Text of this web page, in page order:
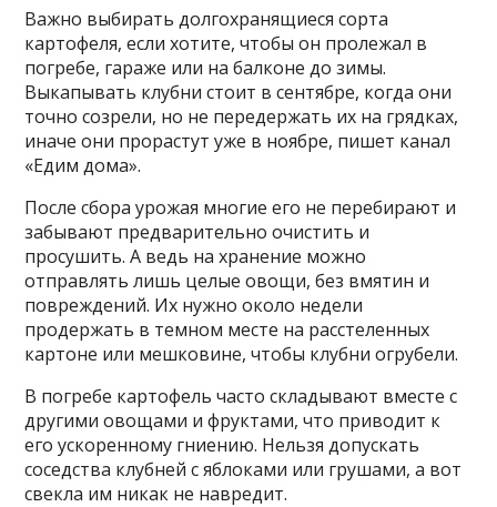
Важно выбирать долгохранящиеся сорта
картофеля, если хотите, чтобы он пролежал в
погребе, гараже или на балконе до зимы.
Выкапывать клубни стоит в сентябре, когда они
точно созрели, но не передержать их на грядках,
иначе они прорастут уже в ноябре, пишет канал
«Едим дома».
После сбора урожая многие его не перебирают и
забывают предварительно очистить и
просушить. А ведь на хранение можно
отправлять лишь целые овощи, без вмятин и
повреждений. Их нужно около недели
продержать в темном месте на расстеленных
картоне или мешковине, чтобы клубни огрубели.
В погребе картофель часто складывают вместе с
другими овощами и фруктами, что приводит к
его ускоренному гниению. Нельзя допускать
соседства клубней с яблоками или грушами, а вот
свекла им никак не навредит.